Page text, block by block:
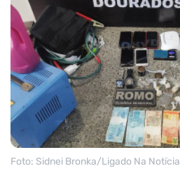
Foto: Sidnei Bronka/Ligado Na Notícia